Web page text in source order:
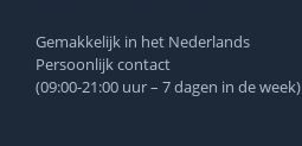
Gemakkelijk in het Nederlands
Persoonlijk contact
(09:00-21:00 uur – 7 dagen in de week)